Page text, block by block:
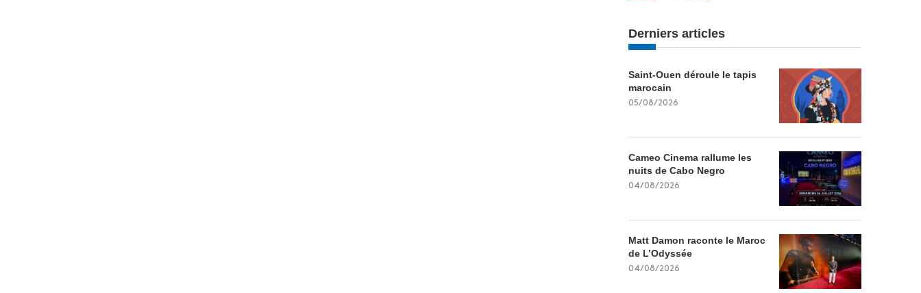
Derniers articles
Saint-Ouen déroule le tapis
marocain
05/08/2026
Cameo Cinema rallume les
nuits de Cabo Negro
04/08/2026
Matt Damon raconte le Maroc
de L’Odyssée
04/08/2026